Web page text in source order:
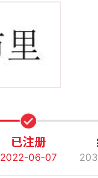
已注册
2022-06-07